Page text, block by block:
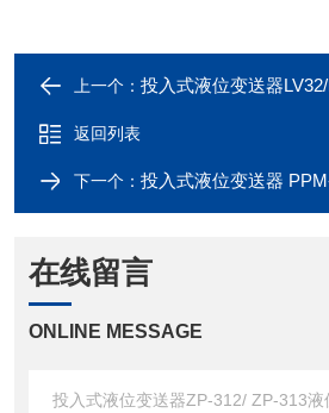
上一个： 投入式液位变送器
返回列表
下一个： 投入式液位变送器
在线留言
ONLINE MESSAGE